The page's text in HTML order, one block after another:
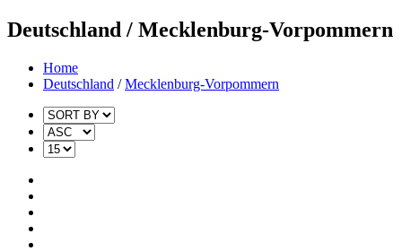
Deutschland / Mecklenburg-Vorpommern
Home
Deutschland /Mecklenburg-Vorpommern